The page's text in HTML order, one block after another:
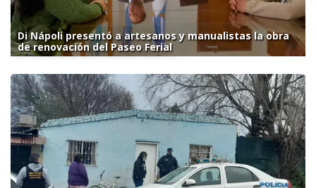
Di Nápoli presentó a artesanos y manualistas la obra
de renovación del Paseo Ferial